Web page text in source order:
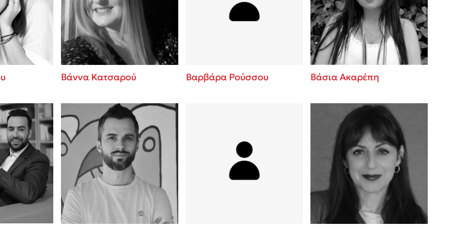
Baccalario
3 βιβλία που μπορείς να διαβάσεις σε
μια μέρα!
Εύκολη συνταγή για chicken BBQ pizza
από τον Άκη Πετρετζίκη!
Διακοπές με τα παιδιά: Η ανάγκη μας για
παύση σε μετωπική σύγκρουση με τη
Πάνω, κάτω, μπροστά, πίσω; Κάνε το
τεστ και ανακάλυψε την τάση σου!
Βάννα Κατσαρού Βαρβάρα Ρούσσου Βάσια Ακαρέπη